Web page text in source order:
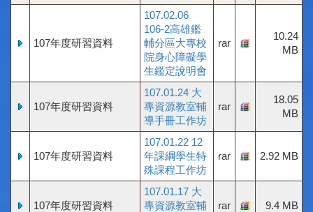
107年度研習資料
107.02.06
106-2高雄鑑
輔分區大專校
院身心障礙學
生鑑定說明會
rar
10.24
MB
107年度研習資料
107.01.24 大
專資源教室輔
導手冊工作坊
rar
18.05
MB
107年度研習資料
107.01.22 12
年課綱學生特
殊課程工作坊
rar 2.92 MB
107年度研習資料
107.01.17 大
專資源教室輔
rar 9.4 MB